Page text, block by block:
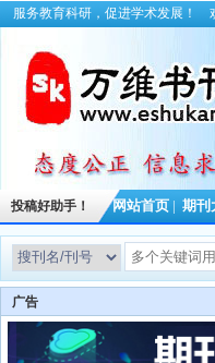
服务教育科研，促进学术发展！
投稿好助手！ 网站首页 期刊
广告